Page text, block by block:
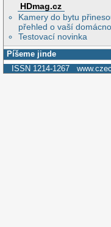
HDmag.cz
Kamery do bytu
přehled o vaší
Testovací novinka
Píšeme jinde
ISSN 1214-1267